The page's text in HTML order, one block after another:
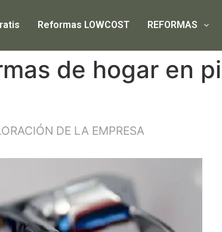
Reformas LOWCOST REFORMAS
de hogar en
DE LA EMPRESA